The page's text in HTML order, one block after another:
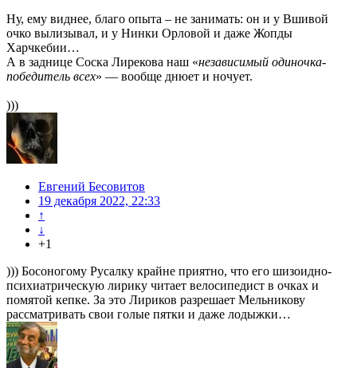
Ну, ему виднее, благо опыта – не занимать: он и у Вшивой
очко вылизывал, и у Нинки Орловой и даже Жопды
Харчкебии…
А в заднице Соска Лирекова наш «независимый одиночка-
победитель всех» — вообще днюет и ночует.
)))
Евгений Бесовитов
19 декабря 2022, 22:33
↑
↓
+1
))) Босоногому Русалку крайне приятно, что его шизоидно-
психиатрическую лирику читает велосипедист в очках и
помятой кепке. За это Лириков разрешает Мельникову
рассматривать свои голые пятки и даже лодыжки…